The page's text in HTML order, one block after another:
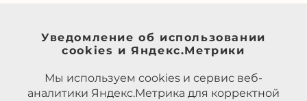
Уведомление об использовании
cookies и Яндекс.Метрики
Мы используем cookies и сервис веб-
аналитики Яндекс.Метрика для корректной